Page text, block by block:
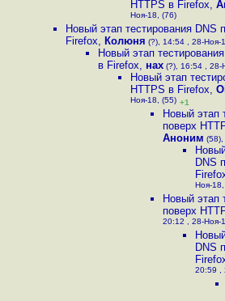
HTTPS в Firefox,
Ноя-18, (76)
Новый этап тестирования DNS
Firefox, Колюня (?), 14:54 , 28-Ноя-
Новый этап
в Firefox, нах (?), 16:54 , 28-
Новый этап
HTTPS в Firefox,
Ноя-18, (55) +1
Новый этап
поверх
Аноним
DNS
Ноя-
Новый этап
поверх
20:12 , 28-Ноя-
DNS
20:59 ,